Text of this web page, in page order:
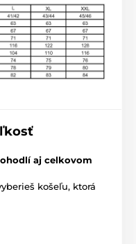
aj celkovom
košeľu, ktorá